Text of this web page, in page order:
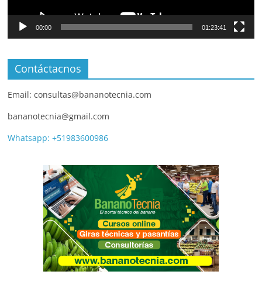
00:00 01:23:41
Contáctacnos
Email: consultas@bananotecnia.com
bananotecnia@gmail.com
Whatsapp: +51983600986